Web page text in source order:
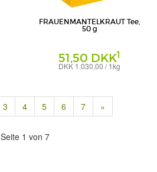
FRAUENMANTELKRAUT Tee,
50 g
51,50 DKK1
DKK 1.030,00 / 1kg
3 4 5 6 7 »
Seite 1 von 7